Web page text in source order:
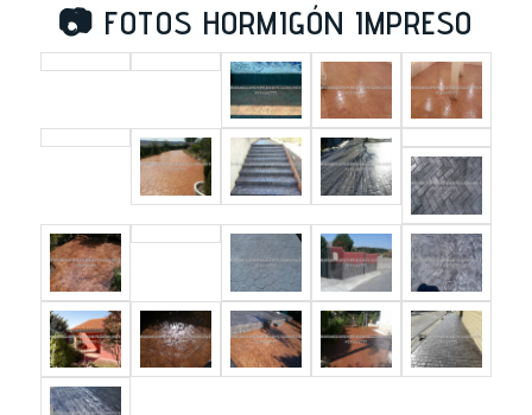
📷 FOTOS HORMIGÓN IMPRESO